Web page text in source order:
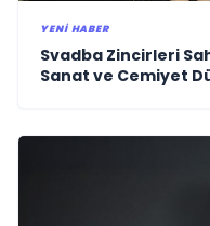
YENI HABER
Svadba Zincirleri
Sanat ve Cemiyet